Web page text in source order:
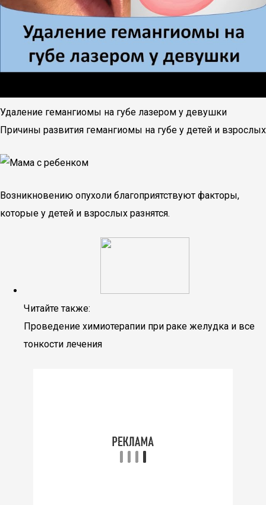
Удаление гемангиомы на губе лазером у девушки
Причины развития гемангиомы на губе у детей и взрослых
Возникновению опухоли благоприятствуют факторы,
которые у детей и взрослых разнятся.
Читайте также:
Проведение химиотерапии при раке желудка и все
тонкости лечения